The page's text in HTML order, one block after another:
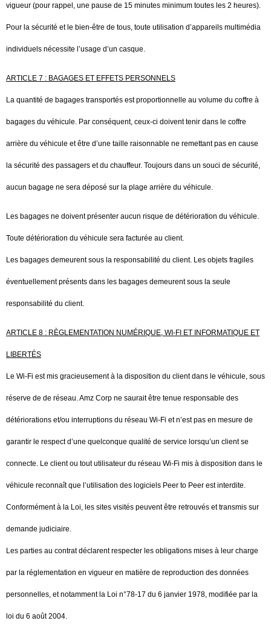
vigueur (pour rappel, une pause de 15 minutes minimum toutes les 2 heures).
Pour la sécurité et le bien-être de tous, toute utilisation d’appareils multimédia
individuels nécessite l’usage d’un casque.
ARTICLE 7 : BAGAGES ET EFFETS PERSONNELS
La quantité de bagages transportés est proportionnelle au volume du coffre à
bagages du véhicule. Par conséquent, ceux-ci doivent tenir dans le coffre
arrière du véhicule et être d’une taille raisonnable ne remettant pas en cause
la sécurité des passagers et du chauffeur. Toujours dans un souci de sécurité,
aucun bagage ne sera déposé sur la plage arrière du véhicule.
Les bagages ne doivent présenter aucun risque de détérioration du véhicule.
Toute détérioration du véhicule sera facturée au client.
Les bagages demeurent sous la responsabilité du client. Les objets fragiles
éventuellement présents dans les bagages demeurent sous la seule
responsabilité du client.
ARTICLE 8 : RÈGLEMENTATION NUMÉRIQUE, WI-FI ET INFORMATIQUE ET
LIBERTÉS
Le Wi-Fi est mis gracieusement à la disposition du client dans le véhicule, sous
réserve de de réseau. Amz Corp ne saurait être tenue responsable des
détériorations et/ou interruptions du réseau Wi-Fi et n’est pas en mesure de
garantir le respect d’une quelconque qualité de service lorsqu’un client se
connecte. Le client ou tout utilisateur du réseau Wi-Fi mis à disposition dans le
véhicule reconnaît que l’utilisation des logiciels Peer to Peer est interdite.
Conformément à la Loi, les sites visités peuvent être retrouvés et transmis sur
demande judiciaire.
Les parties au contrat déclarent respecter les obligations mises à leur charge
par la réglementation en vigueur en matière de reproduction des données
personnelles, et notamment la Loi n°78-17 du 6 janvier 1978, modifiée par la
loi du 6 août 2004.